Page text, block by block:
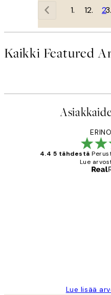
1 2
Kaikki Featured
4.4 5 tähdestä
Lue
Lue lisää